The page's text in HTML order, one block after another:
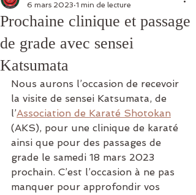
Prochaine clinique et passage
de grade avec sensei
Katsumata
6 mars 2023 1 min de lecture
Nous aurons l’occasion de recevoir
la visite de sensei Katsumata, de
l’Association de Karaté Shotokan
(AKS), pour une clinique de karaté
ainsi que pour des passages de
grade le samedi 18 mars 2023
prochain. C’est l’occasion à ne pas
manquer pour approfondir vos